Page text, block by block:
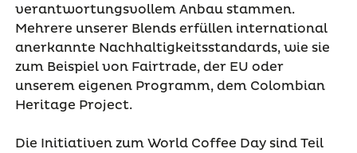
verantwortungsvollem Anbau stammen.
Mehrere unserer Blends erfüllen international
anerkannte Nachhaltigkeitsstandards, wie sie
zum Beispiel von Fairtrade, der EU oder
unserem eigenen Programm, dem Colombian
Heritage Project.
Die Initiativen zum World Coffee Day sind Teil